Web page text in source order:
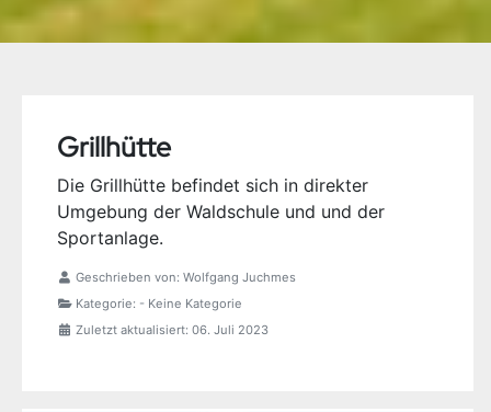
Grillhütte
Die Grillhütte befindet sich in direkter
Umgebung der Waldschule und und der
Sportanlage.
Geschrieben von: Wolfgang Juchmes
Kategorie: - Keine Kategorie
Zuletzt aktualisiert: 06. Juli 2023